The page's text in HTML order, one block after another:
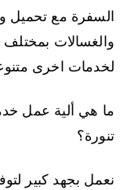
السفرة مع تحميل
والغسالات بمختلف
لخدمات اخرى
ما هي ألية عمل
تنورة؟
نعمل بجهد كبير